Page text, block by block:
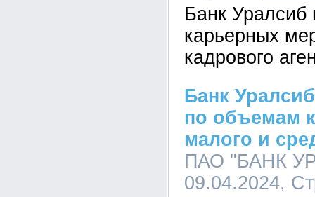
Банк Уралсиб
карьерных
кадрового
Банк
по объемам
малого и
ПАО "БАНК
09.04.2024,